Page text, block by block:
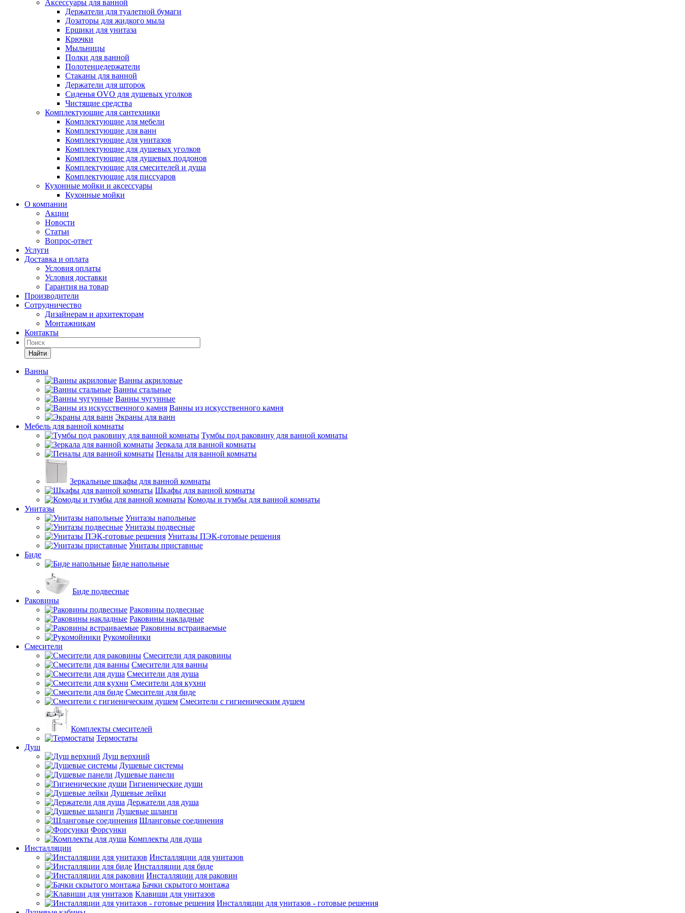
Аксессуары для ванной
Держатели для туалетной бумаги
Дозаторы для жидкого мыла
Ершики для унитаза
Крючки
Мыльницы
Полки для ванной
Полотенцедержатели
Стаканы для ванной
Держатели для шторок
Сиденья OVO для душевых уголков
Чистящие средства
Комплектующие для сантехники
Комплектующие для мебели
Комплектующие для ванн
Комплектующие для унитазов
Комплектующие для душевых уголков
Комплектующие для душевых поддонов
Комплектующие для смесителей и душа
Комплектующие для писсуаров
Кухонные мойки и аксессуары
Кухонные мойки
О компании
Акции
Новости
Статьи
Вопрос-ответ
Услуги
Доставка и оплата
Условия оплаты
Условия доставки
Гарантия на товар
Производители
Сотрудничество
Дизайнерам и архитекторам
Монтажникам
Контакты
Найти
Ванны
Ванны акриловые
Ванны стальные
Ванны чугунные
Ванны из искусственного камня
Экраны для ванн
Мебель для ванной комнаты
Тумбы под раковину для ванной комнаты
Зеркала для ванной комнаты
Пеналы для ванной комнаты
Зеркальные шкафы для ванной комнаты
Шкафы для ванной комнаты
Комоды и тумбы для ванной комнаты
Унитазы
Унитазы напольные
Унитазы подвесные
Унитазы ПЭК-готовые решения
Унитазы приставные
Биде
Биде напольные
Биде подвесные
Раковины
Раковины подвесные
Раковины накладные
Раковины встраиваемые
Рукомойники
Смесители
Смесители для раковины
Смесители для ванны
Смесители для душа
Смесители для кухни
Смесители для биде
Смесители с гигиеническим душем
Комплекты смесителей
Термостаты
Душ
Душ верхний
Душевые системы
Душевые панели
Гигиенические души
Душевые лейки
Держатели для душа
Душевые шланги
Шланговые соединения
Форсунки
Комплекты для душа
Инсталляции
Инсталляции для унитазов
Инсталляции для биде
Инсталляции для раковин
Бачки скрытого монтажа
Клавиши для унитазов
Инсталляции для унитазов - готовые решения